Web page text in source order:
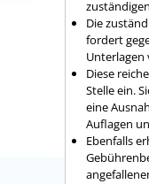
Die
fordert
Unterlagen
Diese
Stelle ein.
eine
Auflagen
Ebenfalls